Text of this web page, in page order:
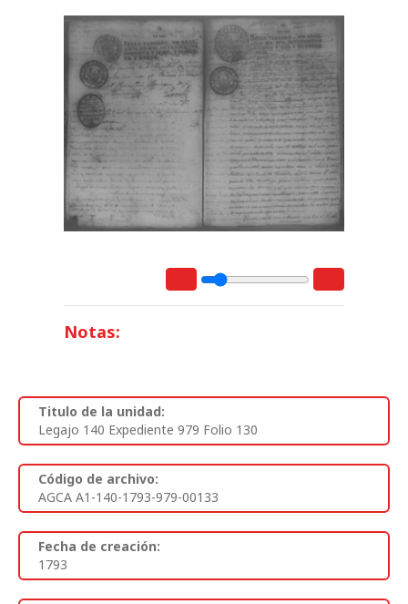
Notas:
Titulo de la unidad:
Legajo 140 Expediente 979 Folio 130
Código de archivo:
AGCA A1-140-1793-979-00133
Fecha de creación:
1793